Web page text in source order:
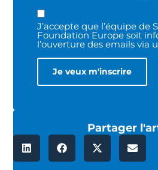
J’accepte que l’équipe de
Foundation Europe soit
l’ouverture des emails via
Partager